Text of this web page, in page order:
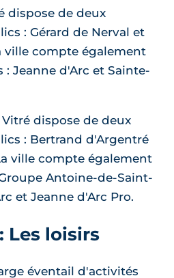
dispose de deux
: Gérard de Nerval et
ville compte également
: Jeanne d'Arc et Sainte-
dispose de deux
: Bertrand d'Argentré
ville compte également
Antoine-de-Saint-
et Jeanne d'Arc Pro.
Les loisirs
éventail d'activités